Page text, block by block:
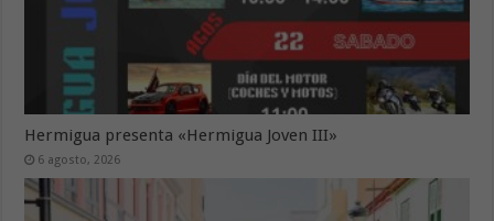
Hermigua presenta «Hermigua Joven III»
6 agosto, 2026